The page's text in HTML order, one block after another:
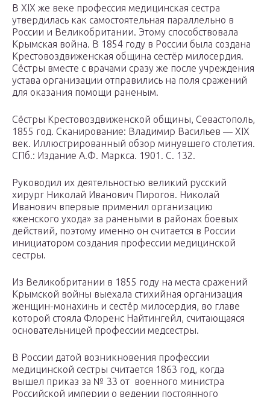
В XIX же веке профессия медицинская сестра
утвердилась как самостоятельная параллельно в
России и Великобритании. Этому способствовала
Крымская война. В 1854 году в России была создана
Крестовоздвиженская община сестёр милосердия.
Сёстры вместе с врачами сразу же после учреждения
устава организации отправились на поля сражений
для оказания помощи раненым.
Сёстры Крестовоздвиженской общины, Севастополь,
1855 год. Сканирование: Владимир Васильев — XIX
век. Иллюстрированный обзор минувшего столетия.
СПб.: Издание А.Ф. Маркса. 1901. С. 132.
Руководил их деятельностью великий русский
хирург Николай Иванович Пирогов. Николай
Иванович впервые применил организацию
«женского ухода» за ранеными в районах боевых
действий, поэтому именно он считается в России
инициатором создания профессии медицинской
сестры.
Из Великобритании в 1855 году на места сражений
Крымской войны выехала стихийная организация
женщин-монахинь и сестёр милосердия, во главе
которой стояла Флоренс Найтингейл, считающаяся
основательницей профессии медсестры.
В России датой возникновения профессии
медицинской сестры считается 1863 год, когда
вышел приказ за № 33 от военного министра
Российской империи о ведении постоянного